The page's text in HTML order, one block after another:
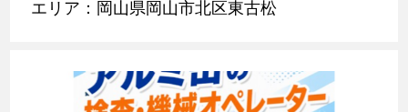
エリア：岡山県岡山市北区東古松